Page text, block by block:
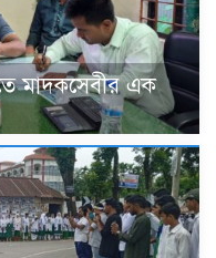
মাদকসেবীর এক